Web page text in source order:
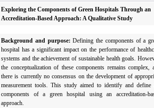
Exploring the Components of Green Hospitals Through an
Accreditation-Based Approach: A Qualitative Study
Background and purpose:Defining the components of a
hospital has a significant impact on the performance of
systems and the achievement of sustainable health goals.
the conceptualization of these components remains complex,
there is currently no consensus on the development of
measurement tools. This study aimed to identify and
components of a green hospital using an accreditation-
approach.